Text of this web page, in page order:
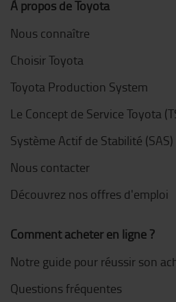
À propos de Toyota
Nous connaître
Choisir Toyota
Toyota Production System
Le Concept de Service Toyota
Système Actif de Stabilité (SAS)
Nous contacter
Découvrez nos offres d'emploi
Comment acheter en ligne ?
Notre guide pour réussir son
Questions fréquentes